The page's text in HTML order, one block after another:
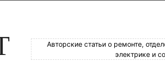
Авторские статьи о ремонте,
электрике и